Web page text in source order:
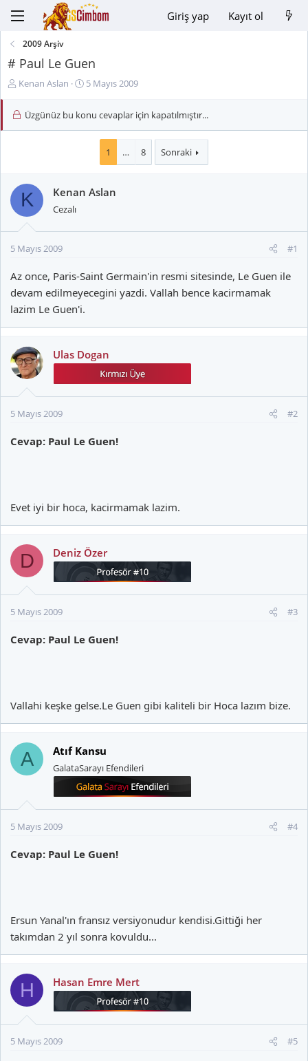
Giriş yap Kayıt ol
2009 Arşiv
# Paul Le Guen
K
n
a
a
Kenan Aslan
B
ç
r
i
5 Mayıs 2009
Üzgünüz bu konu cevaplar için kapatılmıştır...
1 … 8 Sonraki
K Kenan Aslan
Cezalı
5 Mayıs 2009 #1
Az once, Paris-Saint Germain'in resmi sitesinde, Le Guen ile
devam edilmeyecegini yazdi. Vallah bence kacirmamak
lazim Le Guen'i.
Ulas Dogan
5 Mayıs 2009 #2
Cevap: Paul Le Guen!
Evet iyi bir hoca, kacirmamak lazim.
D Deniz Özer
5 Mayıs 2009 #3
Cevap: Paul Le Guen!
Vallahi keşke gelse.Le Guen gibi kaliteli bir Hoca lazım bize.
A Atıf Kansu
GalataSarayı Efendileri
5 Mayıs 2009 #4
Cevap: Paul Le Guen!
Ersun Yanal'ın fransız versiyonudur kendisi.Gittiği her
takımdan 2 yıl sonra kovuldu...
H Hasan Emre Mert
5 Mayıs 2009 #5